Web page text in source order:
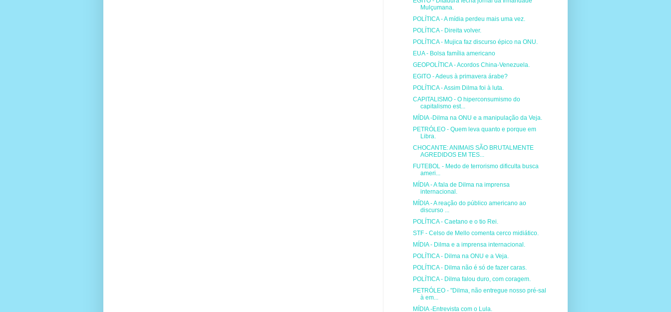
Mulçumana.
POLÍTICA - A mídia perdeu mais uma vez.
POLÍTICA - Direita volver.
POLÍTICA - Mujica faz discurso épico na ONU.
EUA - Bolsa família americano
GEOPOLÍTICA - Acordos China-Venezuela.
EGITO - Adeus à primavera árabe?
POLÍTICA - Assim Dilma foi à luta.
CAPITALISMO - O hiperconsumismo do
capitalismo est...
MÍDIA -Dilma na ONU e a manipulação da Veja.
PETRÓLEO - Quem leva quanto e porque em
Libra.
CHOCANTE: ANIMAIS SÃO BRUTALMENTE
AGREDIDOS EM TES...
FUTEBOL - Medo de terrorismo dificulta busca
ameri...
MÍDIA - A fala de Dilma na imprensa
internacional.
MÍDIA - A reação do público americano ao
discurso ...
POLÍTICA - Caetano e o tio Rei.
STF - Celso de Mello comenta cerco midiático.
MÍDIA - Dilma e a imprensa internacional.
POLÍTICA - Dilma na ONU e a Veja.
POLÍTICA - Dilma não é só de fazer caras.
POLÍTICA - Dilma falou duro, com coragem.
PETRÓLEO - "Dilma, não entregue nosso pré-sal
à em...
MÍDIA -Entrevista com o Lula.